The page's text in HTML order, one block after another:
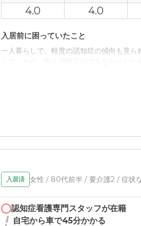
4.0 4.0
入居前に困っていたこと
一人暮らしで、軽度の認知症の傾向も見
生活面についてはすべて施設に安心して
アシステッドリビング湘南佐島の評価
比較的新しい施設だったので、外観がホ
職員・スタッフ・他入居者の雰囲気につ
見学した際は担当のケアマネージャーと
不明。
入居済 女性 / 80代前半 / 要介護2 / 症状
認知症看護専門スタッフが在籍
自宅から車で45分かかる